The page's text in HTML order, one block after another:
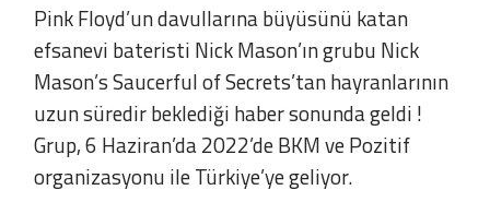
Pink Floyd’un davullarına büyüsünü katan
efsanevi bateristi Nick Mason’ın grubu Nick
Mason’s Saucerful of Secrets’tan hayranlarının
uzun süredir beklediği haber sonunda geldi !
Grup, 6 Haziran’da 2022’de BKM ve Pozitif
organizasyonu ile Türkiye’ye geliyor.